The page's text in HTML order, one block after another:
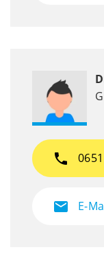
phone
mail E-